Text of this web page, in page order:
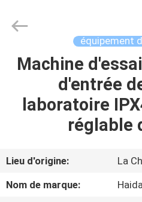
MAISON
VIDÉOS
Equipment
Rights
Reserved.
équipement
Machine
d'entrée
laboratoire
réglable
Lieu d'origine:
La
Nom de marque: